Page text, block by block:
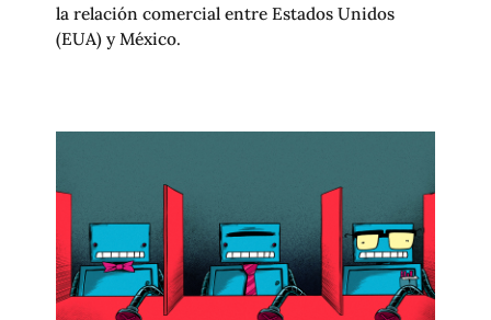
la relación comercial entre Estados Unidos
(EUA) y México.